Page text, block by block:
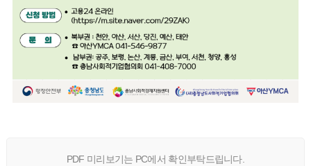
PDF 미리보기는 PC에서 확인부탁드립니다.